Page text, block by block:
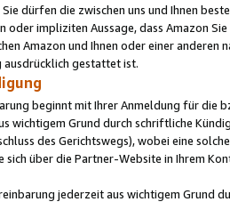
dürfen die zwischen uns und Ihnen
oder impliziten Aussage, dass Amazon
Amazon und Ihnen oder einer
gestattet ist.
beginnt mit Ihrer Anmeldung für die
wichtigem Grund durch schriftliche
des Gerichtswegs), wobei eine
sich über die Partner-Website in Ihrem
jederzeit aus wichtigem Grund